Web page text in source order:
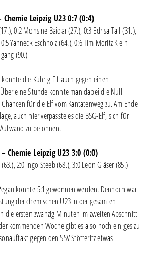
Leipzig U23 0:7 (0:4)
0:2 Mohsine Baidar (27.), 0:3 Edrisa Tall (31.),
Yanneck Eschholz (64.), 0:6 Tim Moritz Klein
(90.)
die Kuhrig-Elf auch gegen einen
eine Stunde konnte man dabei die Null
für die Elf vom Kantatenweg zu. Am Ende
auch hier verpasste es die BSG-Elf, sich für
zu belohnen.
Chemie Leipzig U23 3:0 (0:0)
2:0 Ingo Steeb (68.), 3:0 Leon Gläser (85.)
konnte 5:1 gewonnen werden. Dennoch war
der chemischen U23 in der gesamten
die ersten zwanzig Minuten im zweiten Abschnitt
kommenden Woche gibt es also noch einiges zu
gegen den SSV Stötteritz etwas